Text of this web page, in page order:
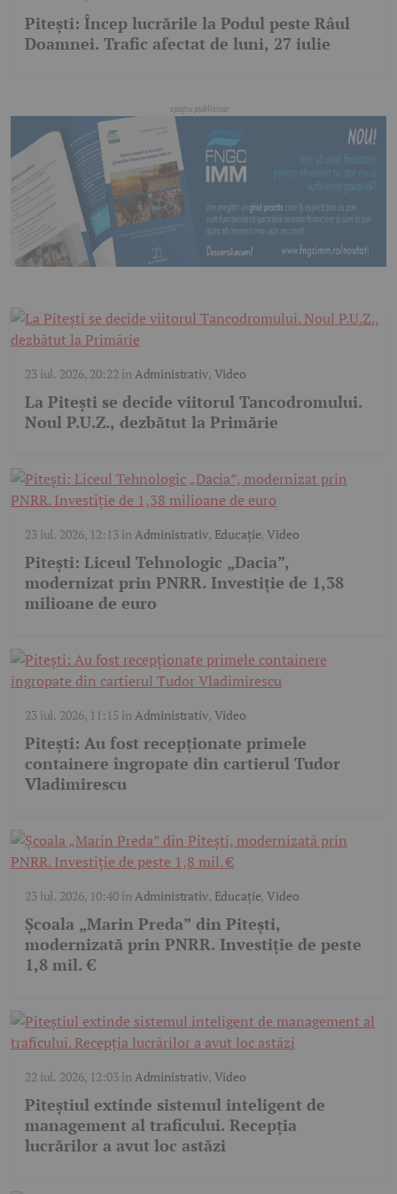
Pitești: Încep lucrările la Podul peste Râul
Doamnei. Trafic afectat de luni, 27 iulie
23 iul. 2026, 20:22 înAdministrativ, Video
La Pitești se decide viitorul Tancodromului.
Noul P.U.Z., dezbătut la Primărie
23 iul. 2026, 12:13înAdministrativ, Educație,Video
Pitești: Liceul Tehnologic „Dacia”,
modernizat prin PNRR. Investiție de 1,38
milioane de euro
23 iul. 2026, 11:15 înAdministrativ, Video
Pitești: Au fost recepționate primele
containere îngropate din cartierul Tudor
Vladimirescu
23 iul. 2026, 10:40înAdministrativ, Educație,Video
Școala „Marin Preda” din Pitești,
modernizată prin PNRR. Investiție de peste
1,8 mil. €
22 iul. 2026, 12:03înAdministrativ, Video
Piteștiul extinde sistemul inteligent de
management al traficului. Recepția
lucrărilor a avut loc astăzi